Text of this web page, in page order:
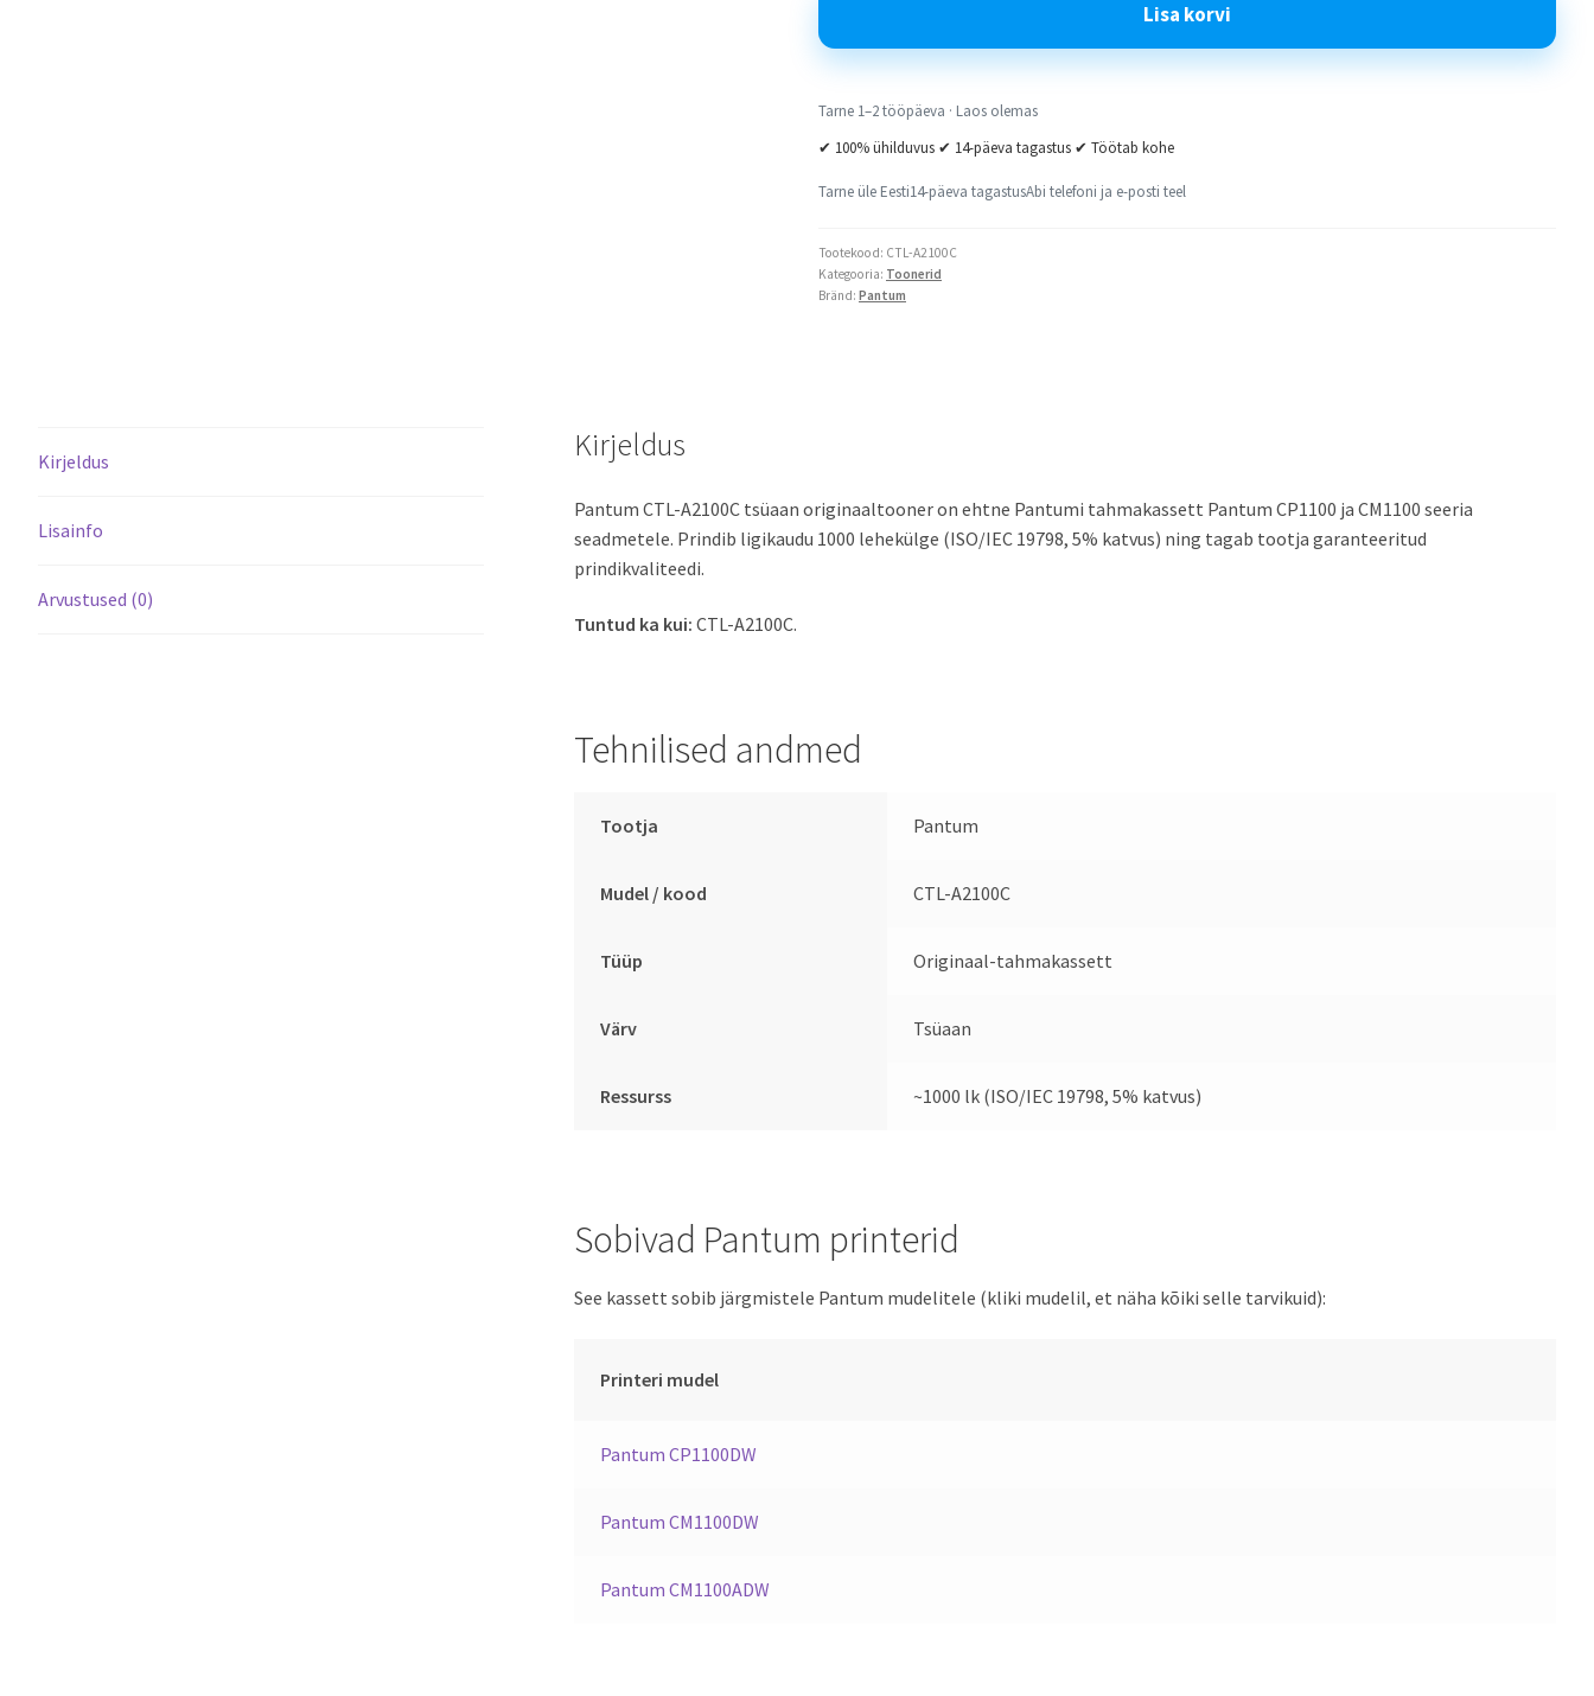
Lisa korvi
Tarne 1–2 tööpäeva · Laos olemas
✔ 100% ühilduvus ✔ 14-päeva tagastus ✔ Töötab kohe
Tarne üle Eesti14-päeva tagastusAbi telefoni ja e-posti teel
Tootekood: CTL-A2100C
Kategooria: Toonerid
Bränd: Pantum
Kirjeldus
Lisainfo
Arvustused (0)
Kirjeldus
Pantum CTL-A2100C tsüaan originaaltooner on ehtne Pantumi tahmakassett Pantum CP1100 ja CM1100 seeria
seadmetele. Prindib ligikaudu 1000 lehekülge (ISO/IEC 19798, 5% katvus) ning tagab tootja garanteeritud
prindikvaliteedi.
Tuntud ka kui: CTL-A2100C.
Tehnilised andmed
Tootja Pantum
Mudel / kood CTL-A2100C
Tüüp Originaal-tahmakassett
Värv Tsüaan
Ressurss ~1000 lk (ISO/IEC 19798, 5% katvus)
Sobivad Pantum printerid
See kassett sobib järgmistele Pantum mudelitele (kliki mudelil, et näha kõiki selle tarvikuid):
Printeri mudel
Pantum CP1100DW
Pantum CM1100DW
Pantum CM1100ADW